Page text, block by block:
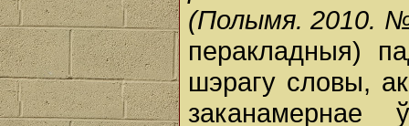
(Полымя. 2010.
перакладныя)
шэрагу словы,
заканамернае